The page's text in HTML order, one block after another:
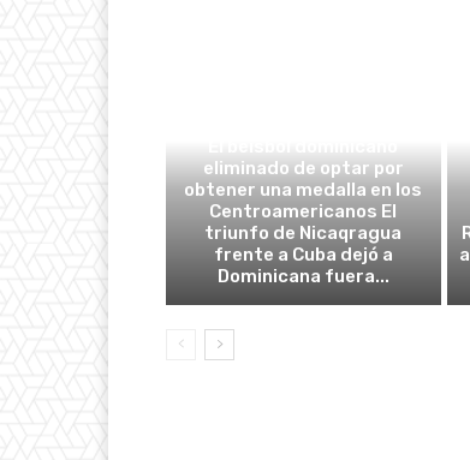
eliminado de optar por
obtener una medalla en los
Centroamericanos El
triunfo de Nicaqragua
frente a Cuba dejó a
Dominicana fuera...